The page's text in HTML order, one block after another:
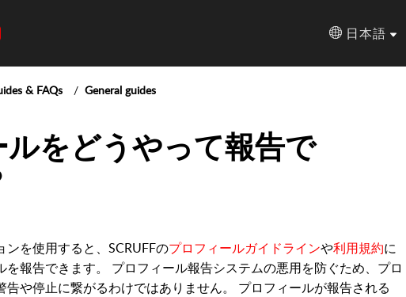
日本語
& FAQs General guides
をどうやって報告で
を使用すると、SCRUFFのプロフィールガイドラインや利用規約に
報告できます。 プロフィール報告システムの悪用を防ぐため、プロ
告や停止に繋がるわけではありません。 プロフィールが報告される